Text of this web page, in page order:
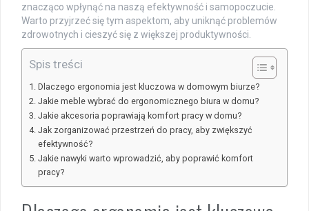
znacząco wpłynąć na naszą efektywność i samopoczucie.
Warto przyjrzeć się tym aspektom, aby uniknąć problemów
zdrowotnych i cieszyć się z większej produktywności.
Spis treści
Dlaczego ergonomia jest kluczowa w domowym biurze?
Jakie meble wybrać do ergonomicznego biura w domu?
Jakie akcesoria poprawiają komfort pracy w domu?
Jak zorganizować przestrzeń do pracy, aby zwiększyć
efektywność?
Jakie nawyki warto wprowadzić, aby poprawić komfort
pracy?